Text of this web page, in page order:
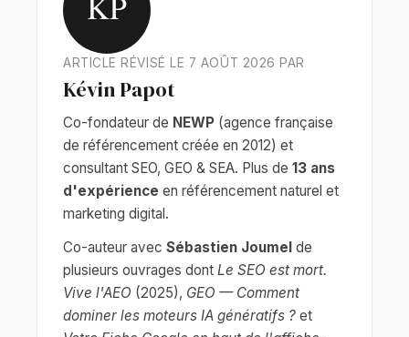
ARTICLE RÉVISÉ LE 7 AOÛT 2026 PAR
Kévin Papot
Co-fondateur de NEWP (agence française
de référencement créée en 2012) et
consultant SEO, GEO & SEA. Plus de 13 ans
d'expérience en référencement naturel et
marketing digital.
Co-auteur avec Sébastien Joumel de
plusieurs ouvrages dont Le SEO est mort.
Vive l'AEO (2025), GEO — Comment
dominer les moteurs IA génératifs ? et